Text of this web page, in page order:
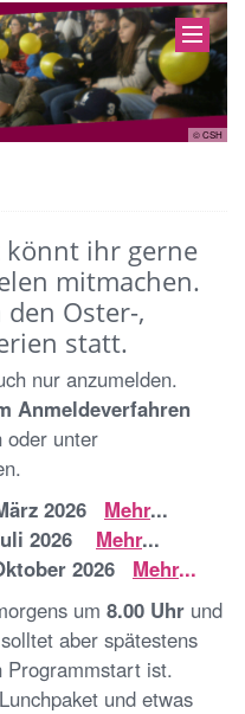
© CSH
könnt ihr gerne
mitmachen.
Oster-,
statt.
nur anzumelden.
Anmeldeverfahren
oder unter
2026 Mehr...
2026 Mehr...
2026 Mehr...
um 8.00 Uhr und
aber spätestens
Programmstart ist.
und etwas